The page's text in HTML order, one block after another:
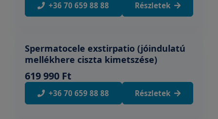
+36 70 659 88 88 Részletek
Spermatocele exstirpatio (jóindulatú
mellékhere ciszta kimetszése)
619 990 Ft
+36 70 659 88 88 Részletek